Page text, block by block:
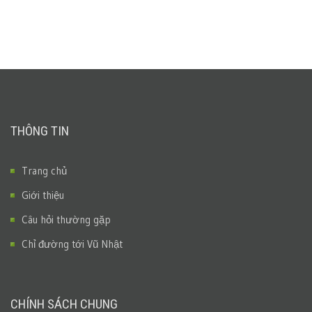
THÔNG TIN
Trang chủ
Giới thiệu
Câu hỏi thường gặp
Chỉ đường tới Vũ Nhật
CHÍNH SÁCH CHUNG